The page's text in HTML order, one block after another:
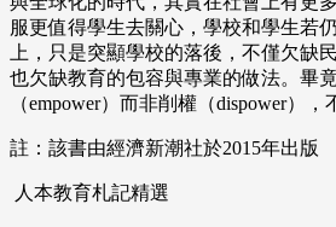
服更值得學生去關心，學校和學生若
上，只是突顯學校的落後，不僅欠缺
也欠缺教育的包容與專業的做法。畢
（empower）而非削權（dispower），
註：該書由經濟新潮社於2015年出版
人本教育札記精選